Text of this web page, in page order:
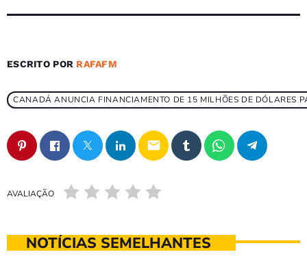
ESCRITO POR RAFAFM
CANADÁ ANUNCIA FINANCIAMENTO DE 15 MILHÕES DE DÓLARES
email
AVALIAÇÃO
NOTÍCIAS SEMELHANTES